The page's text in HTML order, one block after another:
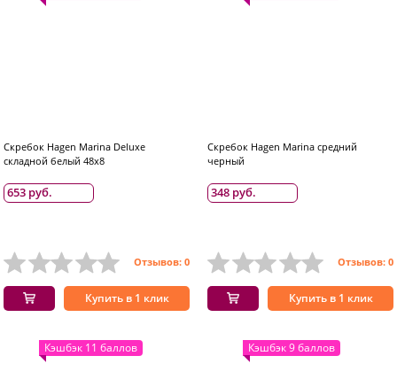
Скребок Hagen Marina Deluxe
складной белый 48x8
653 руб.
Отзывов: 0
Купить в 1 клик
Скребок Hagen Marina средний
черный
348 руб.
Отзывов: 0
Купить в 1 клик
Кэшбэк 11 баллов Кэшбэк 9 баллов